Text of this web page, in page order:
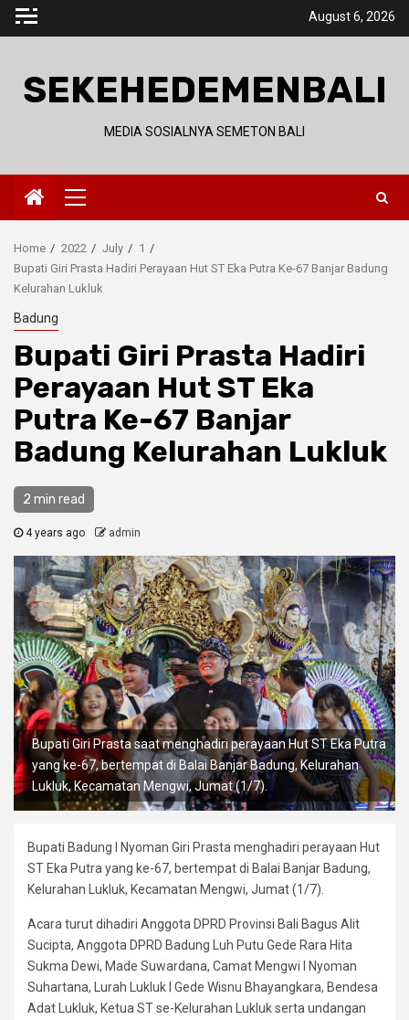
Skip
August 6, 2026
SEKEHEDEMENBALI
MEDIA SOSIALNYA SEMETON BALI
Primary
Menu
Home 2022 July
1
Bupati Giri Prasta Hadiri Perayaan Hut ST Eka Putra Ke-67 Banjar Badung
Kelurahan Lukluk
Badung
Bupati Giri Prasta Hadiri
Perayaan Hut ST Eka
Putra Ke-67 Banjar
Badung Kelurahan Lukluk
2 min read
4 years ago admin
Bupati Giri Prasta saat menghadiri perayaan Hut ST Eka Putra
yang ke-67, bertempat di Balai Banjar Badung, Kelurahan
Lukluk, Kecamatan Mengwi, Jumat (1/7).
Bupati Badung I Nyoman Giri Prasta menghadiri perayaan Hut
ST Eka Putra yang ke-67, bertempat di Balai Banjar Badung,
Kelurahan Lukluk, Kecamatan Mengwi, Jumat (1/7).
Acara turut dihadiri Anggota DPRD Provinsi Bali Bagus Alit
Sucipta, Anggota DPRD Badung Luh Putu Gede Rara Hita
Sukma Dewi, Made Suwardana, Camat Mengwi I Nyoman
Suhartana, Lurah Lukluk I Gede Wisnu Bhayangkara, Bendesa
Adat Lukluk, Ketua ST se-Kelurahan Lukluk serta undangan